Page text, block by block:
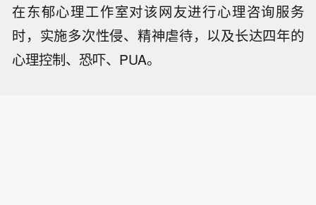
在东郁心理工作室对该网友进行心理咨询服务
时，实施多次性侵、精神虐待，以及长达四年的
心理控制、恐吓、PUA。